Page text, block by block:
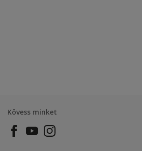
Kövess minket